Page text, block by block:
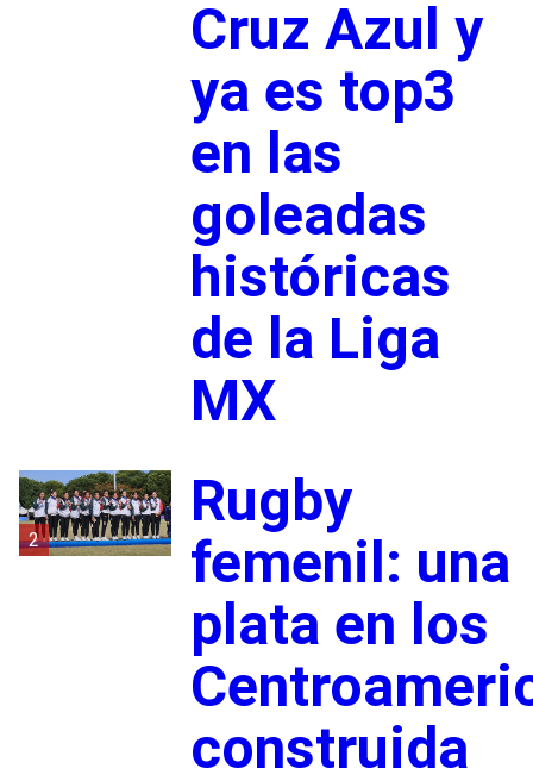
Cruz Azul y
ya es top3
en las
goleadas
históricas
de la Liga
MX
2
Rugby
femenil: una
plata en los
construida